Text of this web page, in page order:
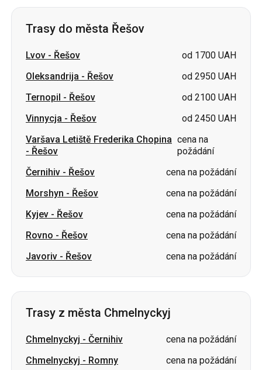
Ternopil-Řešov
Vinnycja-Řešov
od 2450 UAH
Varšava Letiště Frederika Chopina
cena na
Řešov
Kyjev-Řešov
cena na požádání
Rovno-Řešov
cena na požádání
Javoriv-Řešov cena na požádání
Trasy z města Chmelnyckyj
Chmelnyckyj-Černihiv
cena na požádání
Chmelnyckyj-Izjum
cena na požádání
Chmelnyckyj-Čuhujiv
cena na požádání
Chmelnyckyj-Sumy
cena na požádání